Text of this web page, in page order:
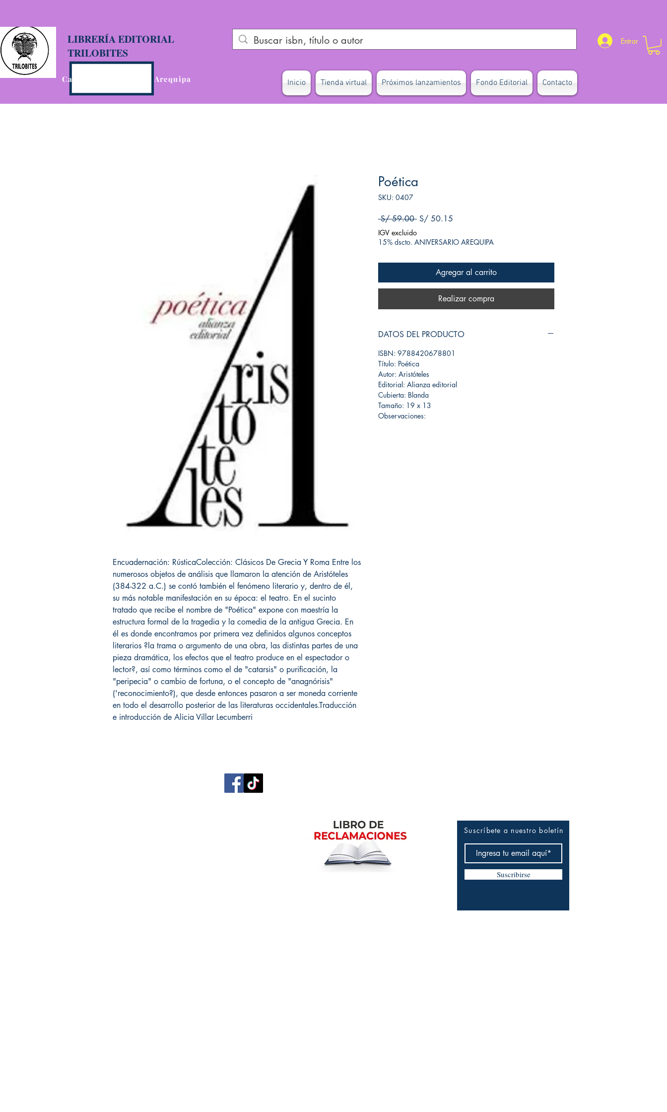
LIBRERÍA EDITORIAL
TRILOBITES
Calle San Agustín 201, Arequipa
Entrar
Inicio Tienda virtual Próximos lanzamientos Fondo Editorial Contacto
Encuadernación: RústicaColección: Clásicos De Grecia Y Roma Entre los
numerosos objetos de análisis que llamaron la atención de Aristóteles
(384-322 a.C.) se contó también el fenómeno literario y, dentro de él,
su más notable manifestación en su época: el teatro. En el sucinto
tratado que recibe el nombre de "Poética" expone con maestría la
estructura formal de la tragedia y la comedia de la antigua Grecia. En
él es donde encontramos por primera vez definidos algunos conceptos
literarios ?la trama o argumento de una obra, las distintas partes de una
pieza dramática, los efectos que el teatro produce en el espectador o
lector?, así como términos como el de "catarsis" o purificación, la
"peripecia" o cambio de fortuna, o el concepto de "anagnórisis"
('reconocimiento?), que desde entonces pasaron a ser moneda corriente
en todo el desarrollo posterior de las literaturas occidentales.Traducción
e introducción de Alicia Villar Lecumberri
Poética
SKU: 0407
S/ 59.00 Precio
S/ 50.15
IGV excluido
15% dscto. ANIVERSARIO AREQUIPA
Agregar al carrito
Realizar compra
DATOS DEL PRODUCTO
ISBN: 9788420678801
Título: Poética
Autor: Aristóteles
Editorial: Alianza editorial
Cubierta: Blanda
Tamaño: 19 x 13
Observaciones:
Suscríbete a nuestro boletín
Suscribirse